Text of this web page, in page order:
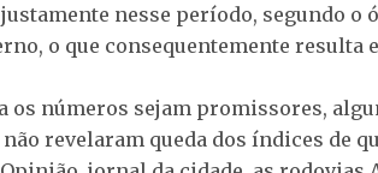
justamente nesse período, segundo
o que consequentemente resulta
os números sejam promissores,
revelaram queda dos índices de